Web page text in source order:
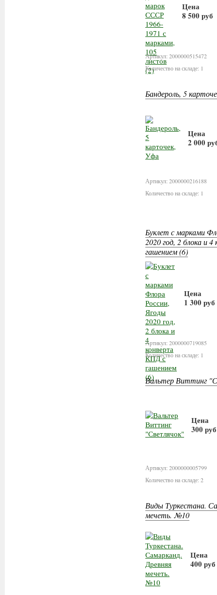
Цена
8 500 руб
Артикул: 2000000515472
Количество на складе: 1
Бандероль, 5
Цена
2 000
Артикул: 2000000216188
Количество на складе: 1
Буклет с марками
2020 год, 2 блока и
гашением (6)
Цена
1 300 руб
Артикул: 2000000719085
Количество на складе: 1
Вальтер Виттинг
Цена
300 руб
Артикул: 2000000005799
Количество на складе: 2
Виды Туркестана.
мечеть. №10
Цена
400 руб